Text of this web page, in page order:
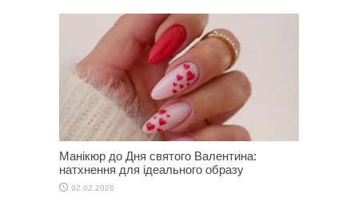
Манікюр до Дня святого Валентина:
натхнення для ідеального образу
02.02.2026